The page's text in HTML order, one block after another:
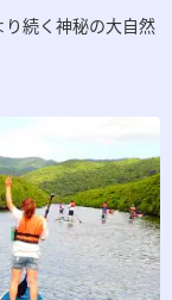
続く神秘の大自然